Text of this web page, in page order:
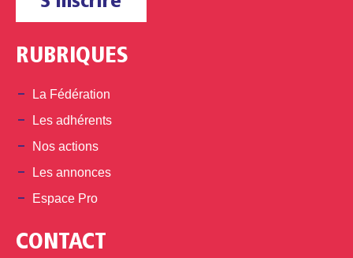
RUBRIQUES
La Fédération
Les adhérents
Nos actions
Les annonces
Espace Pro
CONTACT